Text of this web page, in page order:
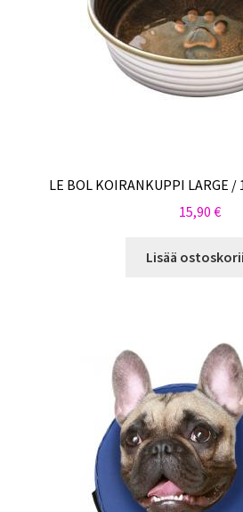
LE BOL KOIRANKUPPI LARGE /
15,90 €
Lisää